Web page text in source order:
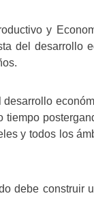
y
del desarrollo
tiempo
y todos los
debe construir